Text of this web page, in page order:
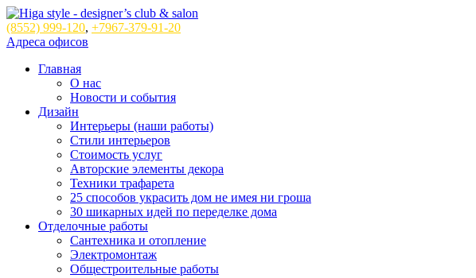
(8552) 999-120, +7967-379-91-20
Адреса офисов
Главная
О нас
Новости и события
Дизайн
Интерьеры (наши работы)
Стили интерьеров
Стоимость услуг
Авторские элементы декора
Техники трафарета
25 способов украсить дом не имея ни гроша
30 шикарных идей по переделке дома
Отделочные работы
Сантехника и отопление
Электромонтаж
Общестроительные работы